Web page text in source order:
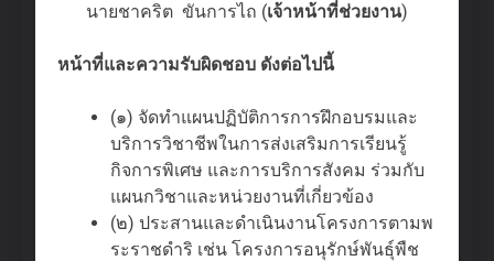
นายชาคริต ขันการไถ (เจ้าหน้าที่ช่วยงาน)
หน้าที่และความรับผิดชอบ ดังต่อไปนี้
(๑) จัดทําแผนปฏิบัติการการฝึกอบรมและ
บริการวิชาชีพในการส่งเสริมการเรียนรู้
กิจการพิเศษ และการบริการสังคม ร่วมกับ
แผนกวิชาและหน่วยงานที่เกี่ยวข้อง
(๒) ประสานและดําเนินงานโครงการตามพ
ระราชดําริ เช่น โครงการอนุรักษ์พันธุ์พืช